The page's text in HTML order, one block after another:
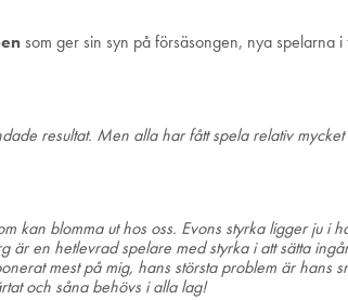
som ger sin syn på försäsongen, nya spelarna
resultat. Men alla har fått spela relativ
kan blomma ut hos oss. Evons styrka ligger ju i
är en hetlevrad spelare med styrka i att sätta
mest på mig, hans största problem är hans
och såna behövs i alla lag!